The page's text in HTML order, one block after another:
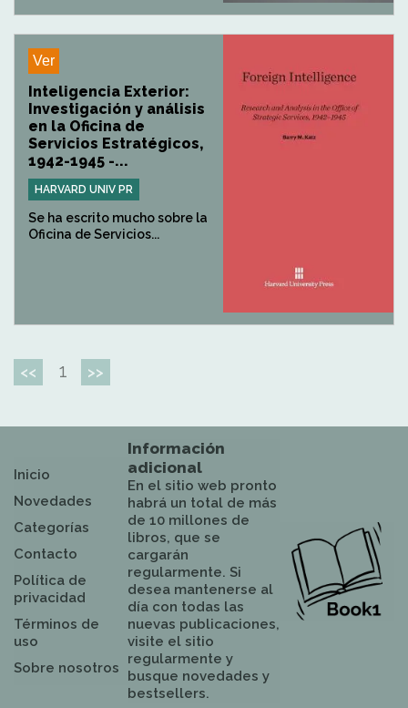
Ver
Inteligencia Exterior:
Investigación y análisis
en la Oficina de
Servicios Estratégicos,
1942-1945 -...
HARVARD UNIV PR
Se ha escrito mucho sobre la
Oficina de Servicios...
<< 1 >>
Inicio
Novedades
Categorías
Contacto
Política de
privacidad
Términos de
uso
Sobre nosotros
Información
adicional
En el sitio web pronto
habrá un total de más
de 10 millones de
libros, que se
cargarán
regularmente. Si
desea mantenerse al
día con todas las
nuevas publicaciones,
visite el sitio
regularmente y
busque novedades y
bestsellers.